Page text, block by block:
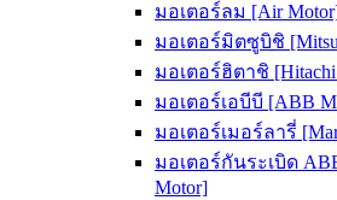
มอเตอร์ลม [Air
มอเตอร์มิตซูบิชิ
มอเตอร์ฮิตาชิ
มอเตอร์เอบีบี [ABB
มอเตอร์เมอร์ลารี่
มอเตอร์กันระเบิด
Motor]